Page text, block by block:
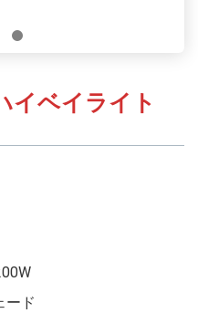
イベイライト
ード